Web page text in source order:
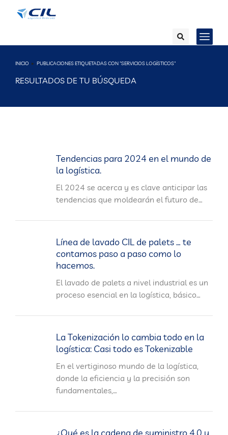
Estás aquí:
INICIO PUBLICACIONES ETIQUETADAS CON "SERVICIOS LOGÍSTICOS"
RESULTADOS DE TU BÚSQUEDA
Tendencias para 2024 en el mundo de
la logística.
El 2024 se acerca y es clave anticipar las
tendencias que moldearán el futuro de…
Línea de lavado CIL de palets … te
contamos paso a paso como lo
hacemos.
El lavado de palets a nivel industrial es un
proceso esencial en la logística, básico…
La Tokenización lo cambia todo en la
logística: Casi todo es Tokenizable
En el vertiginoso mundo de la logística,
donde la eficiencia y la precisión son
fundamentales,…
¿Qué es la cadena de suministro 4.0 y